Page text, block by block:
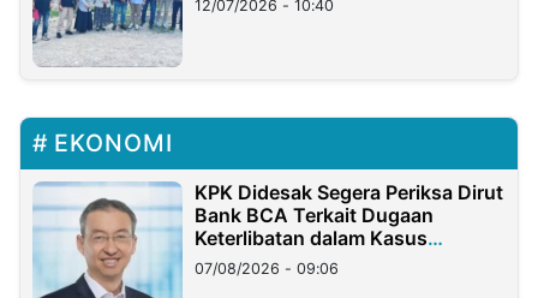
12/07/2026 - 10:40
EKONOMI
KPK Didesak Segera Periksa Dirut
Bank BCA Terkait Dugaan
Keterlibatan dalam Kasus
Hilangnya Dana Nasabah Rp2,58
Miliar
07/08/2026 - 09:06